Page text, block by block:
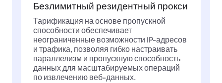
Безлимитный резидентный прокси
Тарификация на основе пропускной
способности обеспечивает
неограниченные возможности IP-адресов
и трафика, позволяя гибко настраивать
параллелизм и пропускную способность
данных для масштабируемых операций
по извлечению веб-данных.